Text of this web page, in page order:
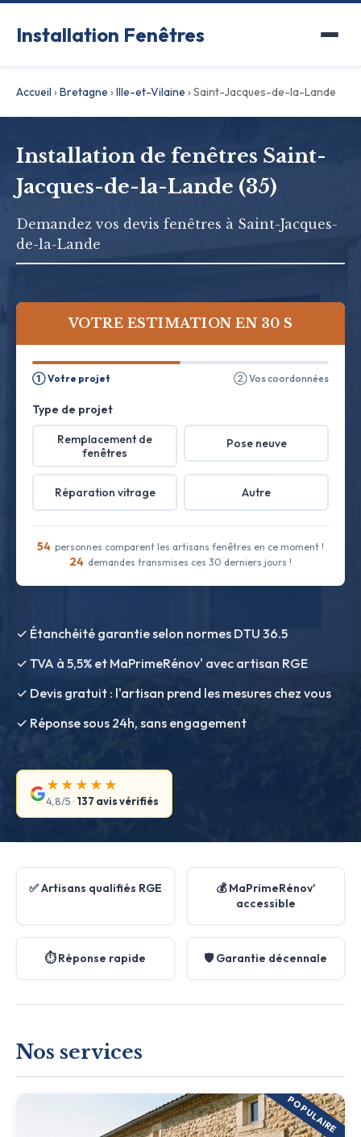
Installation Fenêtres
Accueil ›Bretagne ›Ille-et-Vilaine ›Saint-Jacques-de-la-Lande
Installation de fenêtres Saint-
Jacques-de-la-Lande (35)
Demandez vos devis fenêtres à Saint-Jacques-
de-la-Lande
VOTRE ESTIMATION EN 30 S
① Votre projet ② Vos coordonnées
Type de projet
Remplacement de
fenêtres
Pose neuve
Réparation vitrage Autre
54 personnes comparent les artisans fenêtres en ce moment !
24 demandes transmises ces 30 derniers jours !
✓ Étanchéité garantie selon normes DTU 36.5
✓ TVA à 5,5% et MaPrimeRénov' avec artisan RGE
✓ Devis gratuit : l'artisan prend les mesures chez vous
✓ Réponse sous 24h, sans engagement
★★★★★
4,8/5 · 137 avis vérifiés
✅ Artisans qualifiés RGE
💰 MaPrimeRénov'
accessible
⏱️ Réponse rapide 🛡️ Garantie décennale
Nos services
POPULAIRE